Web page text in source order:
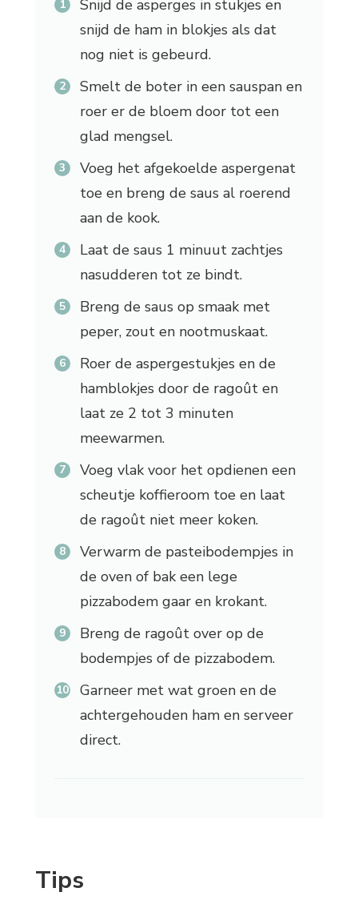
Snijd de asperges in stukjes en
snijd de ham in blokjes als dat
nog niet is gebeurd.
Smelt de boter in een sauspan en
roer er de bloem door tot een
glad mengsel.
Voeg het afgekoelde aspergenat
toe en breng de saus al roerend
aan de kook.
Laat de saus 1 minuut zachtjes
nasudderen tot ze bindt.
Breng de saus op smaak met
peper, zout en nootmuskaat.
Roer de aspergestukjes en de
hamblokjes door de ragoût en
laat ze 2 tot 3 minuten
meewarmen.
Voeg vlak voor het opdienen een
scheutje koffieroom toe en laat
de ragoût niet meer koken.
Verwarm de pasteibodempjes in
de oven of bak een lege
pizzabodem gaar en krokant.
Breng de ragoût over op de
bodempjes of de pizzabodem.
Garneer met wat groen en de
achtergehouden ham en serveer
direct.
Tips